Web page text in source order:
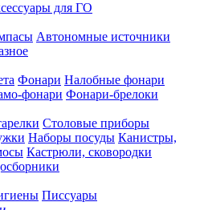
для ГО
Автономные источники
Фонари Налобные фонари
фонари Фонари-брелоки
Столовые приборы
Наборы посуды Канистры,
Кастрюли, сковородки
Писсуары